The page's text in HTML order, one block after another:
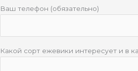
Ваш телефон (обязательно)
Какой сорт ежевики интересует и в